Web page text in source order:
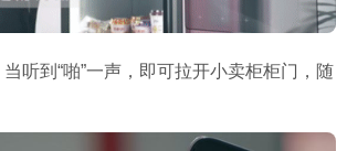
听到“啪”一声，即可拉开小卖柜柜门，随